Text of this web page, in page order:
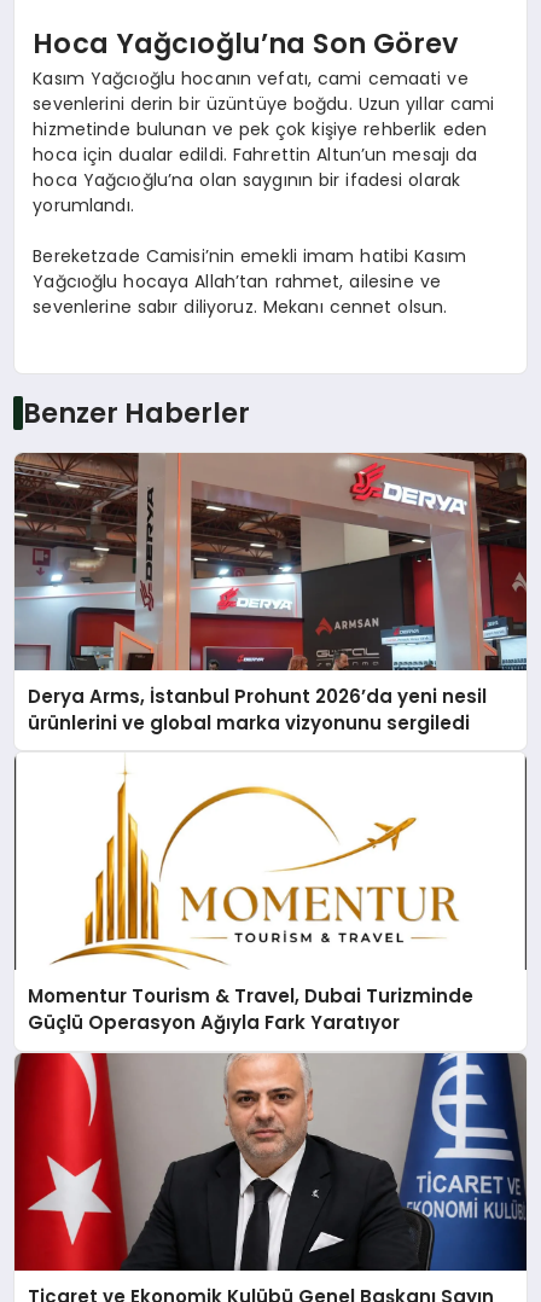
Hoca Yağcıoğlu’na Son Görev
Kasım Yağcıoğlu hocanın vefatı, cami cemaati ve
sevenlerini derin bir üzüntüye boğdu. Uzun yıllar cami
hizmetinde bulunan ve pek çok kişiye rehberlik eden
hoca için dualar edildi. Fahrettin Altun’un mesajı da
hoca Yağcıoğlu’na olan saygının bir ifadesi olarak
yorumlandı.
Bereketzade Camisi’nin emekli imam hatibi Kasım
Yağcıoğlu hocaya Allah’tan rahmet, ailesine ve
sevenlerine sabır diliyoruz. Mekanı cennet olsun.
Benzer Haberler
Derya Arms, İstanbul Prohunt 2026’da yeni nesil
ürünlerini ve global marka vizyonunu sergiledi
Momentur Tourism & Travel, Dubai Turizminde
Güçlü Operasyon Ağıyla Fark Yaratıyor
Ticaret ve Ekonomik Kulübü Genel Başkanı Sayın